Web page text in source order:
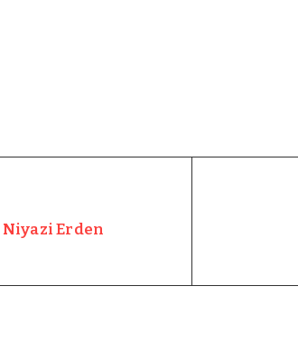
Erden